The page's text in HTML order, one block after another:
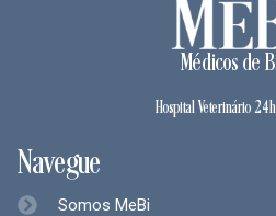
Médicos de
Hospital Veterinário
Navegue
Somos MeBi